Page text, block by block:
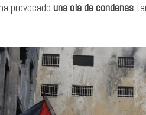
provocado una ola de condenas